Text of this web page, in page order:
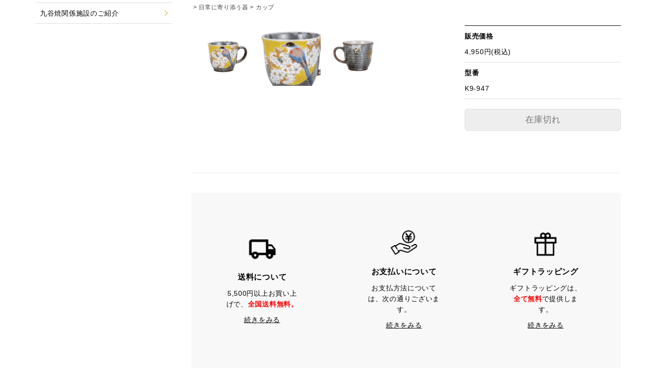
> 日常に寄り添う器 > カップ
販売価格
4,950円(税込)
型番
K9-947
在庫切れ
送料について
5,500円以上お買い上
げで、 全国送料無料。
続きをみる
お支払いについて
お支払方法について
は、次の通りございま
す。
続きをみる
ギフトラッピング
ギフトラッピングは、
全て無料で提供しま
す。
続きをみる
九谷焼関係施設のご紹介